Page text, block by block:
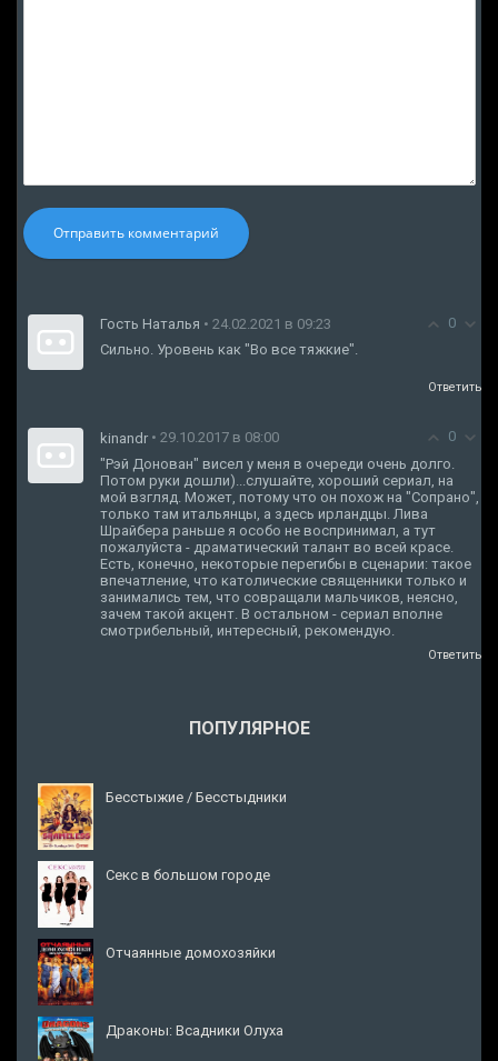
Отправить комментарий
0
Гость Наталья • 24.02.2021 в 09:23
Сильно. Уровень как "Во все тяжкие".
Ответить
0
kinandr • 29.10.2017 в 08:00
"Рэй Донован" висел у меня в очереди очень долго.
Потом руки дошли)...слушайте, хороший сериал, на
мой взгляд. Может, потому что он похож на "Сопрано",
только там итальянцы, а здесь ирландцы. Лива
Шрайбера раньше я особо не воспринимал, а тут
пожалуйста - драматический талант во всей красе.
Есть, конечно, некоторые перегибы в сценарии: такое
впечатление, что католические священники только и
занимались тем, что совращали мальчиков, неясно,
зачем такой акцент. В остальном - сериал вполне
смотрибельный, интересный, рекомендую.
Ответить
ПОПУЛЯРНОЕ
Бесстыжие / Бесстыдники
Секс в большом городе
Отчаянные домохозяйки
Драконы: Всадники Олуха